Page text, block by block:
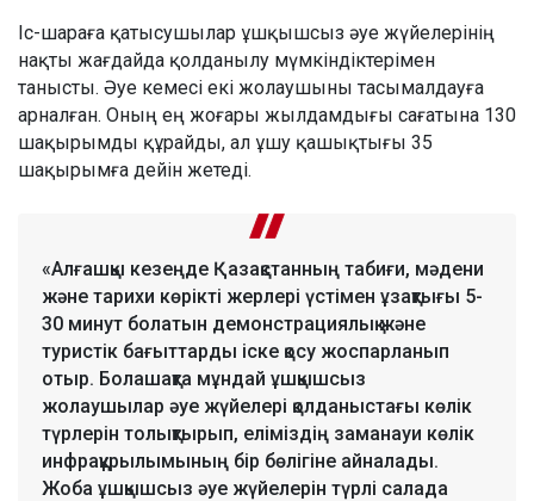
Іс-шараға қатысушылар ұшқышсыз әуе жүйелерінің
нақты жағдайда қолданылу мүмкіндіктерімен
танысты. Әуе кемесі екі жолаушыны тасымалдауға
арналған. Оның ең жоғары жылдамдығы сағатына 130
шақырымды құрайды, ал ұшу қашықтығы 35
шақырымға дейін жетеді.
«Алғашқы кезеңде Қазақстанның табиғи, мәдени
және тарихи көрікті жерлері үстімен ұзақтығы 5-
30 минут болатын демонстрациялық және
туристік бағыттарды іске қосу жоспарланып
отыр. Болашақта мұндай ұшқышсыз
жолаушылар әуе жүйелері қолданыстағы көлік
түрлерін толықтырып, еліміздің заманауи көлік
инфрақұрылымының бір бөлігіне айналады.
Жоба ұшқышсыз әуе жүйелерін түрлі салада